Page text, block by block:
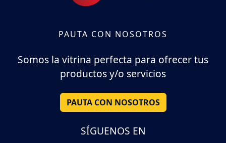
PAUTA CON NOSOTROS
Somos la vitrina perfecta para ofrecer tus
productos y/o servicios
PAUTA CON NOSOTROS
SÍGUENOS EN